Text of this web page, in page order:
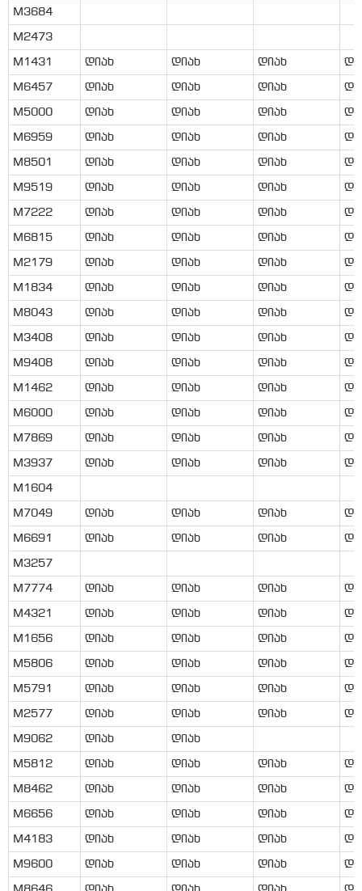
M3684
M2473
M1431 დიახ დიახ დიახ
M6457 დიახ დიახ დიახ
M5000 დიახ დიახ დიახ
M6959 დიახ დიახ დიახ
M8501 დიახ დიახ დიახ
M9519 დიახ დიახ დიახ
M7222 დიახ დიახ დიახ
M6815 დიახ დიახ დიახ
M2179 დიახ დიახ დიახ
M1834 დიახ დიახ დიახ
M8043 დიახ დიახ დიახ
M3408 დიახ დიახ დიახ
M9408 დიახ დიახ დიახ
M1462 დიახ დიახ დიახ
M6000 დიახ დიახ დიახ
M7869 დიახ დიახ დიახ
M3937 დიახ დიახ დიახ
M1604
M7049 დიახ დიახ დიახ
M6691 დიახ დიახ დიახ
M3257
M7774 დიახ დიახ დიახ
M4321 დიახ დიახ დიახ
M1656 დიახ დიახ დიახ
M5806 დიახ დიახ დიახ
M5791 დიახ დიახ დიახ
M2577 დიახ დიახ დიახ
M9062 დიახ დიახ
M5812 დიახ დიახ დიახ
M8462 დიახ დიახ დიახ
M6656 დიახ დიახ დიახ
M4183 დიახ დიახ დიახ
M9600 დიახ დიახ დიახ